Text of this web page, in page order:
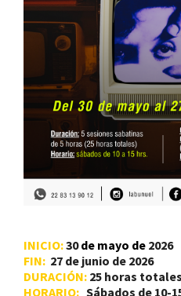
INICIO:30de mayo de 2026
FIN: 27 de junio de 2026
DURACIÓN: 25 horas
HORARIO: Sábados de 10-